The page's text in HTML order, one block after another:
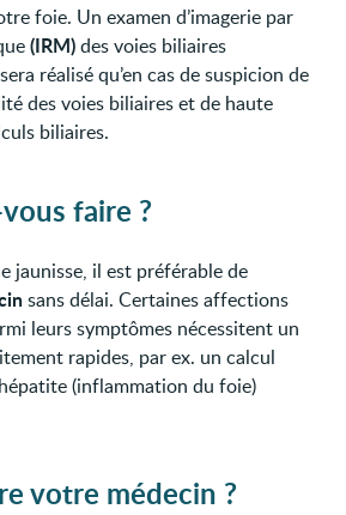
foie. Un examen d’imagerie par
(IRM)des voies biliaires
réalisé qu’en cas de suspicion de
des voies biliaires et de haute
biliaires.
faire ?
jaunisse, il est préférable de
sans délai. Certaines affections
leurs symptômes nécessitent un
rapides, par ex. un calcul
(inflammation du foie)
votre médecin ?